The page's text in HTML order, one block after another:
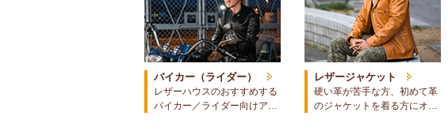
バイカー（ライダー）
レザーハウスのおすすめする
バイカー／ライダー向けア…
レザージャケット
硬い革が苦手な方、初めて革
のジャケットを着る方にオ…